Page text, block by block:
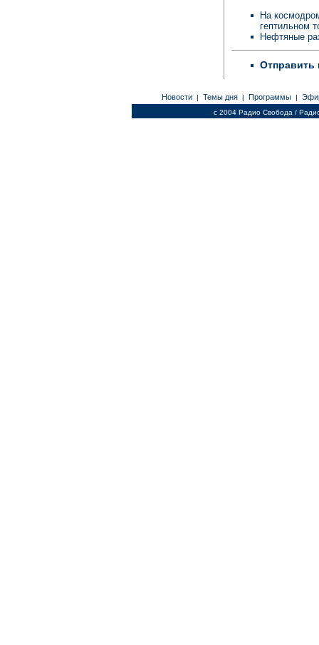
На
гептильном
Нефтяные
Отправить
Новости | Темы дня | Программы |
c 2004 Радио Свобода /